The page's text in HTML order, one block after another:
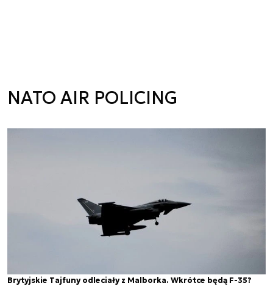
NATO AIR POLICING
Brytyjskie Tajfuny odleciały z Malborka. Wkrótce będą F-35?